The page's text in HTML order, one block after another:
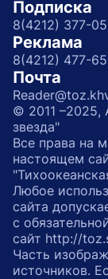
Подписка
8(4212) 377-
Реклама
8(4212) 477-
Почта
© 2011 –2025,
звезда"
Все права на
настоящем
Любое
сайта
с
сайт http://
Часть
источников.